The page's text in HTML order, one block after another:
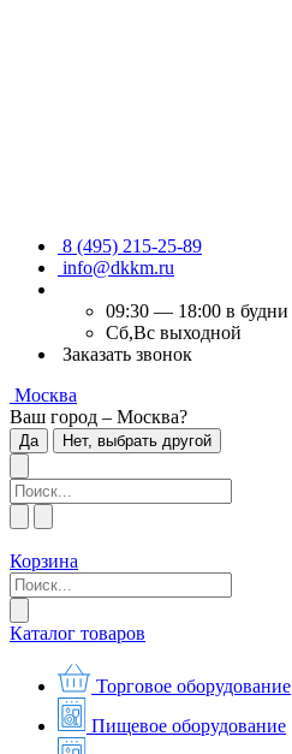
8 (495) 215-25-89
info@dkkm.ru
09:30 — 18:00 в будни
Сб,Вс выходной
Заказать звонок
Москва
Ваш город – Москва?
Да Нет, выбрать другой
Корзина
Каталог товаров
Торговое оборудование
Пищевое оборудование